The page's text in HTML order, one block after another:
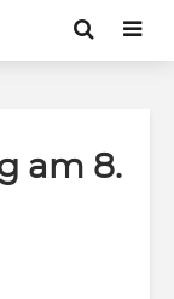
am 8.